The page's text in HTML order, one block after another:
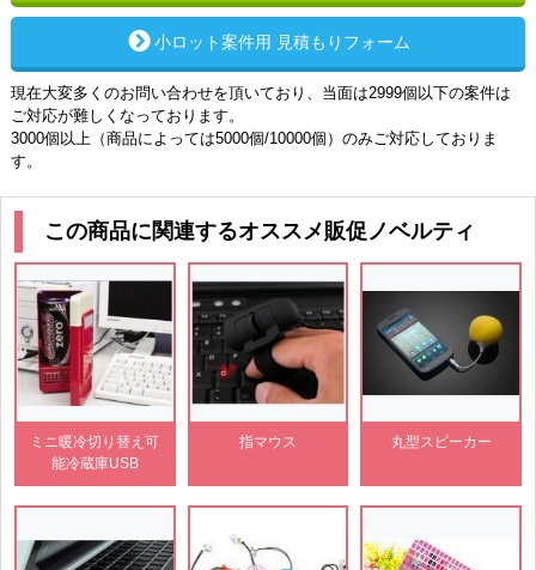
小ロット案件用 見積もりフォーム
現在大変多くのお問い合わせを頂いており、当面は2999個以下の案件は
ご対応が難しくなっております。
3000個以上（商品によっては5000個/10000個）のみご対応しておりま
す。
この商品に関連するオススメ販促ノベルティ
ミニ暖冷切り替え可
能冷蔵庫USB
指マウス 丸型スピーカー